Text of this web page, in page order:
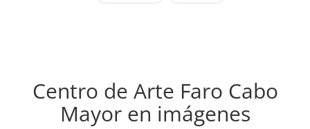
página
página
Centro de Arte Faro Cabo
Mayor en imágenes